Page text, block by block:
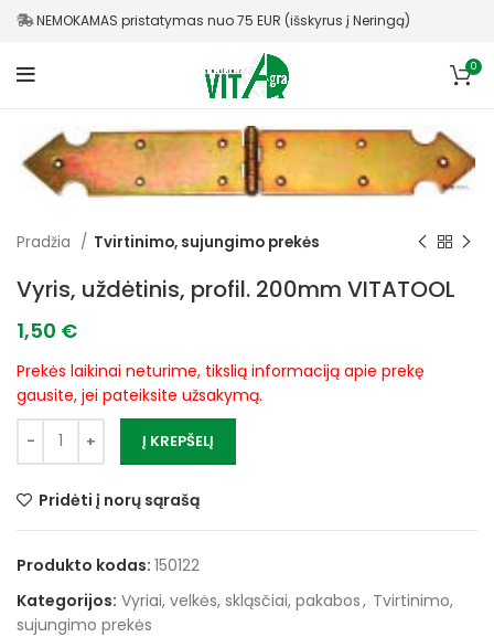
NEMOKAMAS pristatymas nuo 75 EUR (išskyrus į Neringą)
0
Pradžia Tvirtinimo, sujungimo prekės
Vyris, uždėtinis, profil. 200mm VITATOOL
1,50 €
Prekės laikinai neturime, tikslią informaciją apie prekę
gausite, jei pateiksite užsakymą.
Į KREPŠELĮ
Pridėti į norų sąrašą
Produkto kodas: 150122
Kategorijos: Vyriai, velkės, skląsčiai, pakabos, Tvirtinimo,
sujungimo prekės